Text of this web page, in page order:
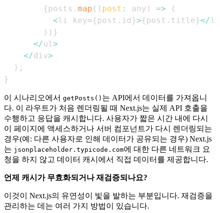
{posts . map ( ( post : any ) =>
(
<li key={post . id }>{post . title}</li
) ) }
</ul >
</div>
) ;
}
이 시나리오에서 getPosts() 는 API에서 데이터를 가져옵니
다. 이 라우트가 처음 렌더링될 때 Next.js는 실제 API 호출을
수행하고 응답을 캐시합니다. 사용자가 짧은 시간 내에 다시
이 페이지에 액세스하거나 서버 컴포넌트가 다시 렌더링되는
경우(예: 다른 사용자로 인해 데이터가 공유되는 경우) Next.js
는 jsonplaceholder.typicode.com에 대한 다른 네트워크 요
청을 하지 않고 데이터 캐시에서 직접 데이터를 제공합니다.
언제 캐시가 무효화되거나 재검증되나요?
이것이 Next.js의 유연성이 빛을 발하는 부분입니다. 재검증을
관리하는 데는 여러 가지 방법이 있습니다.